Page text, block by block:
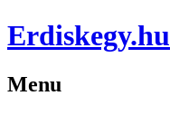
Erdiskegy.hu
Menu